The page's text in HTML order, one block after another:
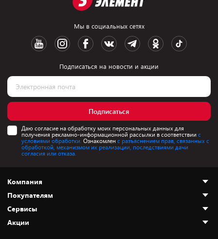
Мы в социальных сетях
Подписаться на новости и акции
Подписаться
Даю согласие на обработку моих персональных данных для
получения рекламно-информационной рассылки в соответствии с
условиями обработки. Ознакомлен с разъяснением прав, связанных с
обработкой, механизмом их реализации, последствиями дачи
согласия или отказа.
Компания
О нас
Адреса магазинов
Новости
Покупателям
Как сделать заказ
Оплата и доставка
Сервисы
Акции